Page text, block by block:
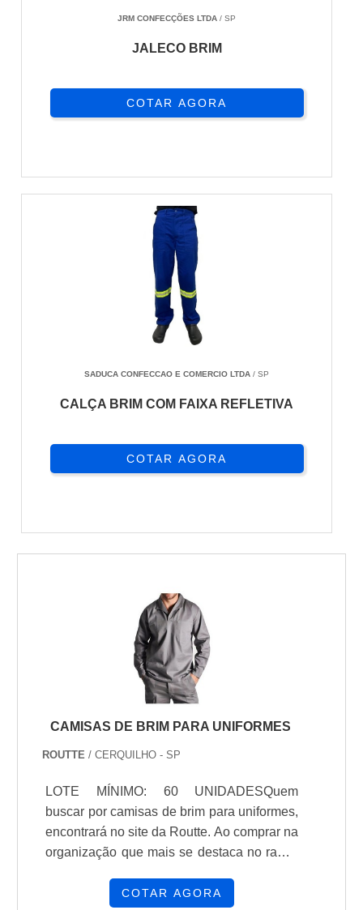
JRM CONFECÇÕES LTDA / SP
JALECO BRIM
COTAR AGORA
SADUCA CONFECCAO E COMERCIO LTDA / SP
CALÇA BRIM COM FAIXA REFLETIVA
COTAR AGORA
CAMISAS DE BRIM PARA UNIFORMES
ROUTTE/ CERQUILHO - SP
LOTE MÍNIMO: 60 UNIDADESQuem
buscar por camisas de brim para uniformes,
encontrará no site da Routte. Ao comprar na
organização que mais se destaca no ramo,
excelência e terá a garantia de adquirir
COTAR AGORA